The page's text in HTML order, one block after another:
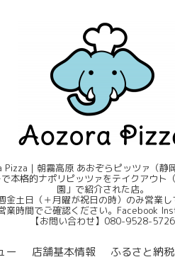
Pizza｜朝霧高原 あおぞらピッツァ（静
本格的ナポリピッツァをテイクアウ
園」で紹介された店。
金土日（＋月曜が祝日の時）のみ営業し
時間でご確認ください。Facebook
【お問い合わせ】080-9528-5726
ー 店舗基本情報 ふるさと納税